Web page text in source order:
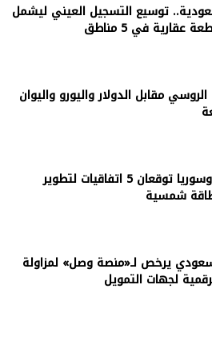
توسيع التسجيل العيني ليشمل
مقابل الدولار واليورو واليوان
السعودية وسوريا توقعان 5 اتفاقيات لتطوير
شمسية
يرخص لـ«منصة وصل» لمزاولة
لجهات التمويل